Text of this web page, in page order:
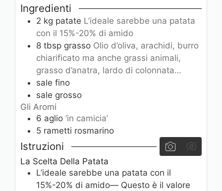
Ingredienti
2 kg patate L’ideale sarebbe una patata
con il 15%-20% di amido
8 tbsp grasso Olio d’oliva, arachidi, burro
chiarificato ma anche grassi animali,
grasso d’anatra, lardo di colonnata…
sale fino
sale grosso
Gli Aromi
6 aglio ‘in camicia’
5 rametti rosmarino
Istruzioni
La Scelta Della Patata
L’ideale sarebbe una patata con il
15%-20% di amido— Questo è il valore